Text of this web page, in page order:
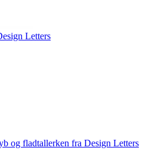
Letters
og fladtallerken fra Design Letters